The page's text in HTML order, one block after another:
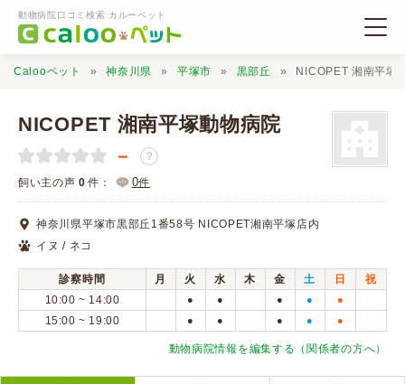
動物病院口コミ検索 カルーペット
動物病院検索
口コミ検索
Calooペットとは？
Calooペット 神奈川県 平塚市 黒部丘 NICOPET 湘南平塚
NICOPET 湘南平塚動物病院
－ ？
飼い主の声 0 件： 0件
神奈川県平塚市黒部丘1番58号 NICOPET湘南平塚店内
イヌ / ネコ
診察時間 月 火 水 木 金 土 日
祝
10:00 ~ 14:00
● ● ● ● ●
15:00 ~ 19:00 ● ● ● ● ●
動物病院情報を編集する（関係者の方へ）